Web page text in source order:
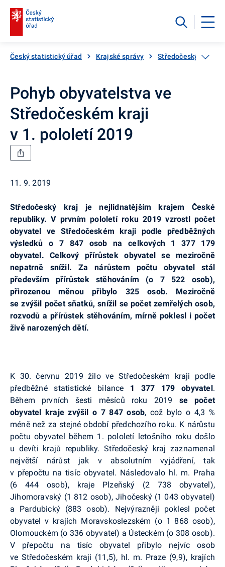
Český statistický úřad Krajské správy Středočeský kraj
Pohyb obyvatelstva ve
Středočeském kraji
v 1. pololetí 2019
11. 9. 2019
Středočeský kraj je nejlidnatějším krajem České
republiky. V prvním pololetí roku 2019 vzrostl počet
obyvatel ve Středočeském kraji podle předběžných
výsledků o 7 847 osob na celkových 1 377 179
obyvatel. Celkový přírůstek obyvatel se meziročně
nepatrně snížil. Za nárůstem počtu obyvatel stál
především přírůstek stěhováním (o 7 522 osob),
přirozenou měnou přibylo 325 osob. Meziročně
se zvýšil počet sňatků, snížil se počet zemřelých osob,
rozvodů a přírůstek stěhováním, mírně poklesl i počet
živě narozených dětí.
K 30. červnu 2019 žilo ve Středočeském kraji podle
předběžné statistické bilance 1 377 179 obyvatel.
Během prvních šesti měsíců roku 2019 se počet
obyvatel kraje zvýšil o 7 847 osob, což bylo o 4,3 %
méně než za stejné období předchozího roku. K nárůstu
počtu obyvatel během 1. pololetí letošního roku došlo
u devíti krajů republiky. Středočeský kraj zaznamenal
největší nárůst jak v absolutním vyjádření, tak
v přepočtu na tisíc obyvatel. Následovalo hl. m. Praha
(6 444 osob), kraje Plzeňský (2 738 obyvatel),
Jihomoravský (1 812 osob), Jihočeský (1 043 obyvatel)
a Pardubický (883 osob). Nejvýrazněji poklesl počet
obyvatel v krajích Moravskoslezském (o 1 868 osob),
Olomouckém (o 336 obyvatel) a Ústeckém (o 308 osob).
V přepočtu na tisíc obyvatel přibylo nejvíc osob
ve Středočeském kraji (11,5), hl. m. Praze (9,9), krajích